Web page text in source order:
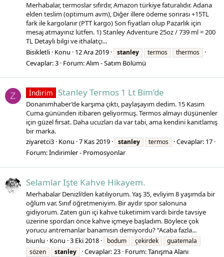
Merhabalar, termoslar sıfırdır, Amazon türkiye faturalıdır. Adana
elden teslim (optimum avm), Diğer illere ödeme sonrası +15TL
fark ile kargolanır (PTT kargo) Son fiyatları olup Pazarlık için
mesaj atmayınız lütfen. 1) Stanley Adventure 25oz / 739 ml = 200
TL Detaylı bilgi ve ithalatçı...
Bisikletli Konu 12 Ara 2019 stanley termos thermos
Cevaplar: 3 Forum:Alım - Satım Bölümü
Z İndirim Stanley Termos 1 Lt Bim’de
Donanımhaber’de karşıma çıktı, paylaşayım dedim. 15 Kasım
Cuma gününden itibaren geliyormuş. Termos almayı düşünenler
için güzel fırsat. Daha ucuzları da var tabi, ama kendini kanıtlamış
bir marka.
ziyaretci3 Konu 7 Kas 2019 stanley termos
Cevaplar: 17
Forum:İndirimler - Promosyonlar
Selamlar Işte Kahve Hikayem.
Merhabalar Denizli’den katılıyorum. Yaş 35, evliyim 8 yaşımda bir
oğlum var. Sınıf öğretmeniyim. Bir aydır spor salonuna
gidiyorum. Zaten gün içi kahve tüketimim vardı birde tavsiye
üzerine spordan önce kahve içmeye başladım. Böylece çok
yorucu antremanlar banamısın demiyordu? “Acaba fazla...
biunlu
Konu 3 Eki 2018 bodum çekirdek
guatemala
sözen
stanley Cevaplar: 23 Forum:Tanışma Alanı